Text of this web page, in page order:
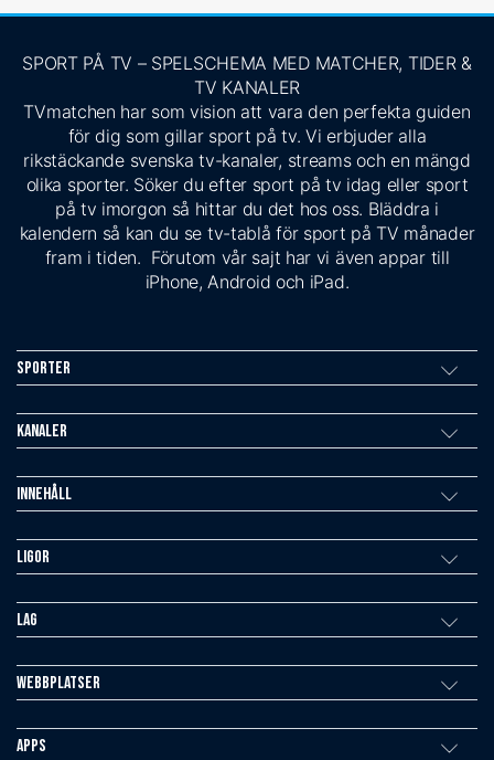
SPORT PÅ TV – SPELSCHEMA MED MATCHER, TIDER &
TV KANALER
TVmatchen har som vision att vara den perfekta guiden
för dig som gillar sport på tv. Vi erbjuder alla
rikstäckande svenska tv-kanaler, streams och en mängd
olika sporter. Söker du efter sport på tv idag eller sport
på tv imorgon så hittar du det hos oss. Bläddra i
kalendern så kan du se tv-tablå för sport på TV månader
fram i tiden. Förutom vår sajt har vi även appar till
iPhone, Android och iPad.
Sporter
Kanaler
Innehåll
Ligor
Lag
Webbplatser
Apps